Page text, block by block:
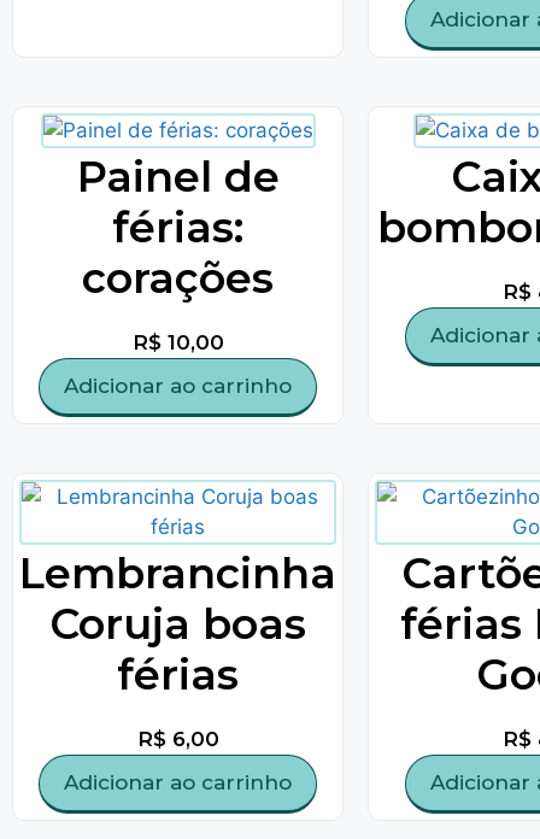
Adicionar
Painel de
férias:
corações
R$10,00
Adicionar ao carrinho
R$
Adicionar
️Lembrancinha
Coruja boas
férias
R$6,00
Adicionar ao carrinho
férias
R$
Adicionar